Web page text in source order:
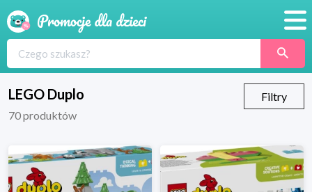
Blog
Wyprawka
LEGO Duplo
Filtry
70produktów